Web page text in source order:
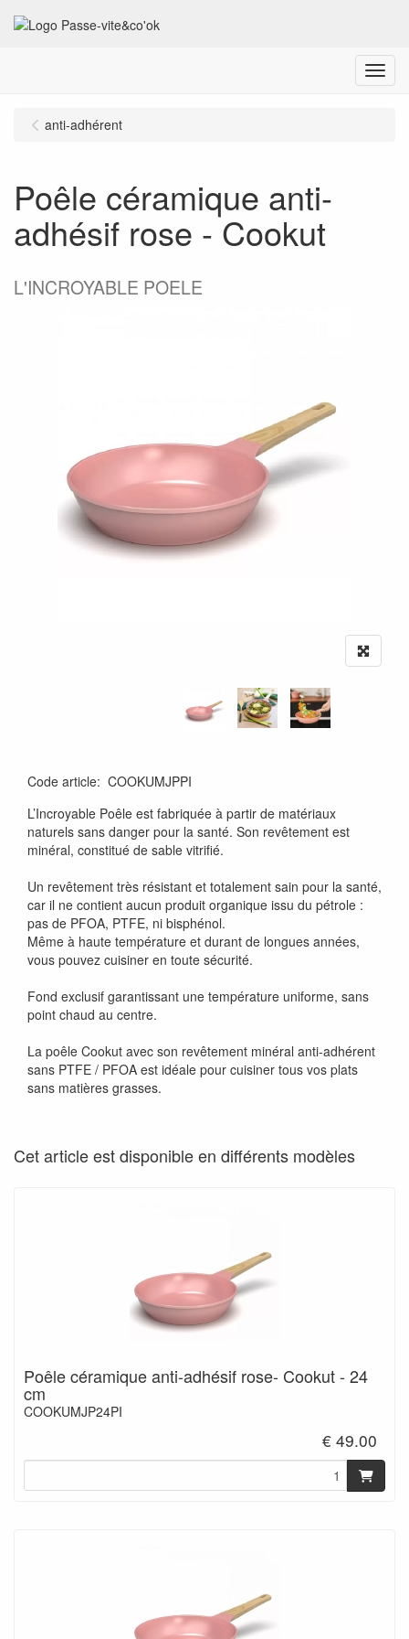
Menu
anti-adhérent
Poêle céramique anti-
adhésif rose - Cookut
L'INCROYABLE POELE
Code article: COOKUMJPPI
L’Incroyable Poêle est fabriquée à partir de matériaux
naturels sans danger pour la santé. Son revêtement est
minéral, constitué de sable vitrifié.
Un revêtement très résistant et totalement sain pour la santé,
car il ne contient aucun produit organique issu du pétrole :
pas de PFOA, PTFE, ni bisphénol.
Même à haute température et durant de longues années,
vous pouvez cuisiner en toute sécurité.
Fond exclusif garantissant une température uniforme, sans
point chaud au centre.
La poêle Cookut avec son revêtement minéral anti-adhérent
sans PTFE / PFOA est idéale pour cuisiner tous vos plats
sans matières grasses.
Cet article est disponible en différents modèles
Poêle céramique anti-adhésif rose- Cookut - 24
cm
COOKUMJP24PI
€ 49.00